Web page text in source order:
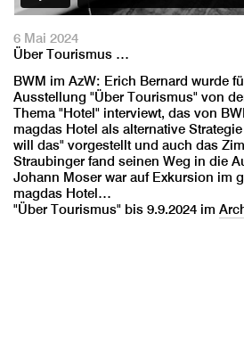
6 Mai 2024
Über Tourismus …
BWM im AzW: Erich Bernard wurde
Ausstellung "Über Tourismus" von
Thema "Hotel" interviewt, das von
magdas Hotel als alternative
will das" vorgestellt und auch das
Straubinger fand seinen Weg in die
Johann Moser war auf Exkursion im
magdas Hotel…
"Über Tourismus" bis 9.9.2024 im